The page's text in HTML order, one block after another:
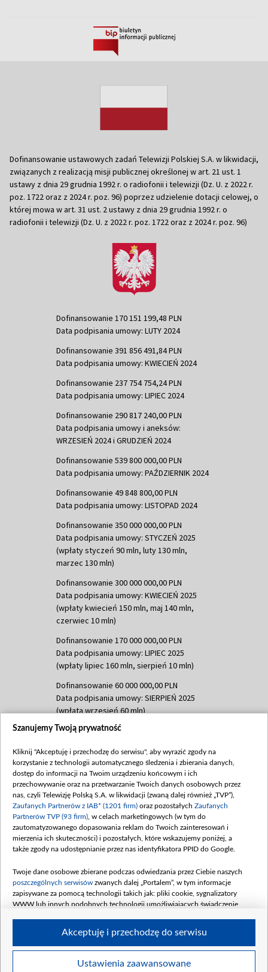
Dofinansowanie ustawowych zadań Telewizji Polskiej S.A. w likwidacji,
związanych z realizacją misji publicznej określonej w art. 21 ust. 1
ustawy z dnia 29 grudnia 1992 r. o radiofonii i telewizji (Dz. U. z 2022 r.
poz. 1722 oraz z 2024 r. poz. 96) poprzez udzielenie dotacji celowej, o
której mowa w art. 31 ust. 2 ustawy z dnia 29 grudnia 1992 r. o
radiofonii i telewizji (Dz. U. z 2022 r. poz. 1722 oraz z 2024 r. poz. 96)
Dofinansowanie 170 151 199,48 PLN
Data podpisania umowy: LUTY 2024
Dofinansowanie 391 856 491,84 PLN
Data podpisania umowy: KWIECIEŃ 2024
Dofinansowanie 237 754 754,24 PLN
Data podpisania umowy: LIPIEC 2024
Dofinansowanie 290 817 240,00 PLN
Data podpisania umowy i aneksów:
WRZESIEŃ 2024 i GRUDZIEŃ 2024
Dofinansowanie 539 800 000,00 PLN
Data podpisania umowy: PAŹDZIERNIK 2024
Dofinansowanie 49 848 800,00 PLN
Data podpisania umowy: LISTOPAD 2024
Dofinansowanie 350 000 000,00 PLN
Data podpisania umowy: STYCZEŃ 2025
(wpłaty styczeń 90 mln, luty 130 mln,
marzec 130 mln)
Dofinansowanie 300 000 000,00 PLN
Data podpisania umowy: KWIECIEŃ 2025
(wpłaty kwiecień 150 mln, maj 140 mln,
czerwiec 10 mln)
Dofinansowanie 170 000 000,00 PLN
Data podpisania umowy: LIPIEC 2025
(wpłaty lipiec 160 mln, sierpień 10 mln)
Dofinansowanie 60 000 000,00 PLN
Data podpisania umowy: SIERPIEŃ 2025
(wpłata wrzesień 60 mln)
Dofinansowanie 635 783 051,21 PLN
(wpłata wrzesień 100 mln, październik 350
mln, listopad 265 mln)
Dofinansowanie 48 862 000,00 PLN
Data podpisania umowy: GRUDZIEŃ 2025
(wpłata grudzień 60,548 mln)
Dofinansowanie 900 000 000,00 PLN
Data podpisania umowy: LUTY 2026 (wpłata
kwiecień 180 mln, 7 maja 180 mln, 8
czerwca 90 mln)
Dofinansowanie 250 000 000,00 PLN
4 sierpnia 250 mln
Szanujemy Twoją prywatność
Kliknij "Akceptuję i przechodzę do serwisu", aby wyrazić zgody na
korzystanie z technologii automatycznego śledzenia i zbierania danych,
dostęp do informacji na Twoim urządzeniu końcowym i ich
przechowywanie oraz na przetwarzanie Twoich danych osobowych przez
nas, czyli Telewizję Polską S.A. w likwidacji (zwaną dalej również „TVP”),
Zaufanych Partnerów z IAB* (1201 firm) oraz pozostałych Zaufanych
Partnerów TVP (93 firm) , w celach marketingowych (w tym do
zautomatyzowanego dopasowania reklam do Twoich zainteresowań i
mierzenia ich skuteczności) i pozostałych, które wskazujemy poniżej, a
także zgody na udostępnianie przez nas identyfikatora PPID do Google.
Twoje dane osobowe zbierane podczas odwiedzania przez Ciebie naszych
poszczególnych serwisów zwanych dalej „Portalem”, w tym informacje
zapisywane za pomocą technologii takich jak: pliki cookie, sygnalizatory
WWW lub innych podobnych technologii umożliwiających świadczenie
Twoje dane osobowe zbierane podczas odwiedzania przez Ciebie
Ustawienia zaawansowane
Akceptuję i przechodzę do serwisu